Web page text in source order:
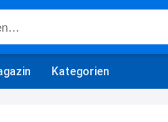
Kategorien